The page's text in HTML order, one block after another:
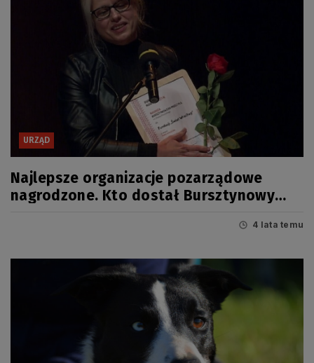
URZĄD
Najlepsze organizacje pozarządowe
nagrodzone. Kto dostał Bursztynowy
4 lata temu